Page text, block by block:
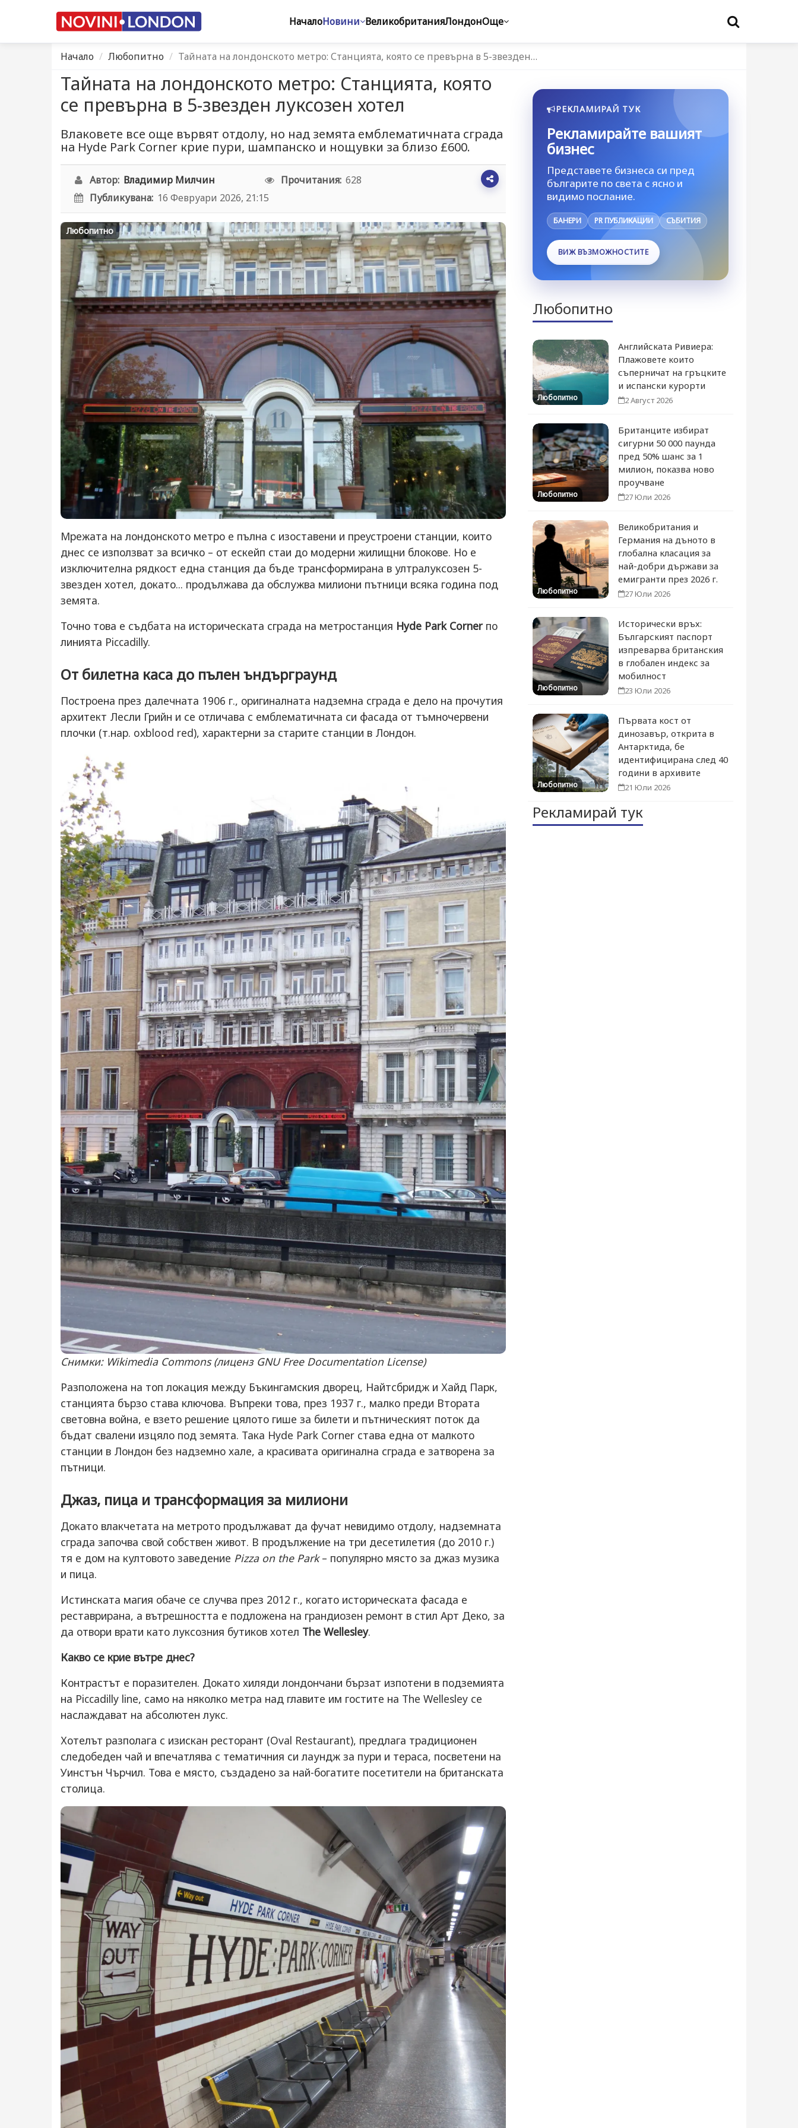
НачалоНовини ВеликобританияЛондонОще
Начало Любопитно Тайната на лондонското метро: Станцията, която се превърна в 5-звезден…
Тайната на лондонското метро: Станцията, която
се превърна в 5-звезден луксозен хотел
Влаковете все още вървят отдолу, но над земята емблематичната сграда
на Hyde Park Corner крие пури, шампанско и нощувки за близо £600.
Автор: Владимир Милчин Прочитания: 628
Публикувана: 16 Февруари 2026, 21:15
Любопитно
Мрежата на лондонското метро е пълна с изоставени и преустроени станции, които
днес се използват за всичко – от ескейп стаи до модерни жилищни блокове. Но е
изключителна рядкост една станция да бъде трансформирана в ултралуксозен 5-
звезден хотел, докато... продължава да обслужва милиони пътници всяка година под
земята.
Точно това е съдбата на историческата сграда на метростанция Hyde Park Cornerпо
линията Piccadilly.
От билетна каса до пълен ъндърграунд
Построена през далечната 1906 г., оригиналната надземна сграда е дело на прочутия
архитект Лесли Грийн и се отличава с емблематичната си фасада от тъмночервени
плочки (т.нар. oxblood red), характерни за старите станции в Лондон.
Снимки: Wikimedia Commons (лиценз GNU Free Documentation License)
Разположена на топ локация между Бъкингамския дворец, Найтсбридж и Хайд Парк,
станцията бързо става ключова. Въпреки това, през 1937 г., малко преди Втората
световна война, е взето решение цялото гише за билети и пътническият поток да
бъдат свалени изцяло под земята. Така Hyde Park Corner става една от малкото
станции в Лондон без надземно хале, а красивата оригинална сграда е затворена за
пътници.
Джаз, пица и трансформация за милиони
Докато влакчетата на метрото продължават да фучат невидимо отдолу, надземната
сграда започва свой собствен живот. В продължение на три десетилетия (до 2010 г.)
тя е дом на култовото заведение Pizza on the Park– популярно място за джаз музика
и пица.
Истинската магия обаче се случва през 2012 г., когато историческата фасада е
реставрирана, а вътрешността е подложена на грандиозен ремонт в стил Арт Деко, за
да отвори врати като луксозния бутиков хотел The Wellesley.
Какво се крие вътре днес?
Контрастът е поразителен. Докато хиляди лондончани бързат изпотени в подземията
на Piccadilly line, само на няколко метра над главите им гостите на The Wellesley се
наслаждават на абсолютен лукс.
Хотелът разполага с изискан ресторант (Oval Restaurant), предлага традиционен
следобеден чай и впечатлява с тематичния си лаундж за пури и тераса, посветени на
Уинстън Чърчил. Това е място, създадено за най-богатите посетители на британската
столица.
РЕКЛАМИРАЙ ТУК
Рекламирайте вашият
бизнес
Представете бизнеса си пред
българите по света с ясно и
видимо послание.
БАНЕРИ PR ПУБЛИКАЦИИ СЪБИТИЯ
ВИЖ ВЪЗМОЖНОСТИТЕ
Любопитно
Любопитно
Английската Ривиера:
Плажовете които
съперничат на гръцките
и испански курорти
2 Август 2026
Любопитно
Британците избират
сигурни 50 000 паунда
пред 50% шанс за 1
милион, показва ново
проучване
27 Юли 2026
Любопитно
Великобритания и
Германия на дъното в
глобална класация за
най-добри държави за
емигранти през 2026 г.
27 Юли 2026
Любопитно
Исторически връх:
Българският паспорт
изпреварва британския
в глобален индекс за
мобилност
23 Юли 2026
Любопитно
Първата кост от
динозавър, открита в
Антарктида, бе
идентифицирана след 40
години в архивите
21 Юли 2026
Рекламирай тук